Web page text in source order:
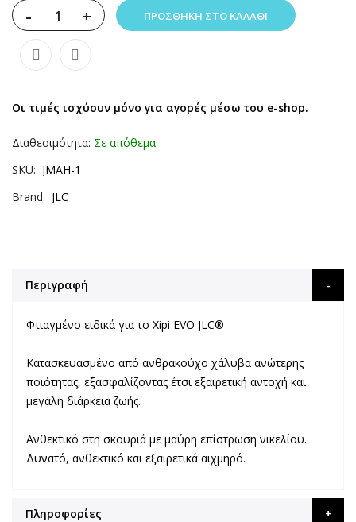
- + ΠΡΟΣΘΉΚΗ ΣΤΟ ΚΑΛΆΘΙ
Οι τιμές ισχύουν μόνο για αγορές μέσω του e-shop.
Διαθεσιμότητα: Σε απόθεμα
SKU
JMAH-1
Brand
JLC
Περιγραφή
Φτιαγμένο ειδικά για το Xipi EVO JLC®
Κατασκευασμένο από ανθρακούχο χάλυβα ανώτερης
ποιότητας, εξασφαλίζοντας έτσι εξαιρετική αντοχή και
μεγάλη διάρκεια ζωής.
Ανθεκτικό στη σκουριά με μαύρη επίστρωση νικελίου.
Δυνατό, ανθεκτικό και εξαιρετικά αιχμηρό.
Πληροφορίες